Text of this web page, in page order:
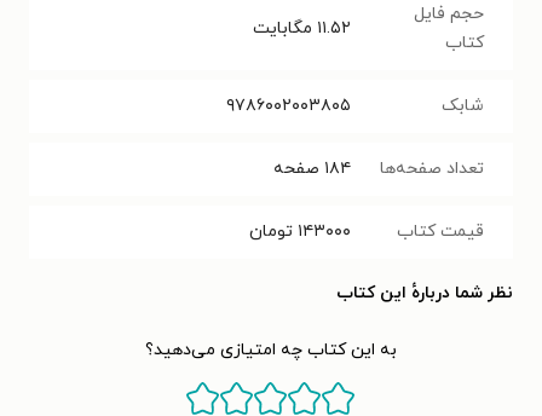
حجم فایل
کتاب
۱۱.۵۲ مگابایت
شابک ۹۷۸۶۰۰۲۰۰۳۸۰۵
تعداد صفحه‌ها ۱۸۴ صفحه
قیمت کتاب ۱۴۳۰۰۰ تومان
نظر شما دربارهٔ این کتاب
به این کتاب چه امتیازی می‌دهید؟